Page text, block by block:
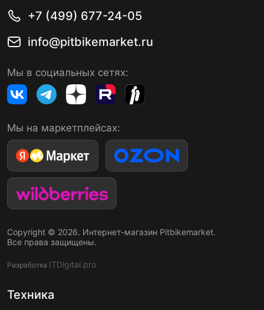
+7 (499) 677-24-05
info@pitbikemarket.ru
Мы в социальных сетях:
Мы на маркетплейсах:
Copyright © 2026. Интернет-магазин Pitbikemarket.
Все права защищены.
Разработка ITDigital.pro
Техника